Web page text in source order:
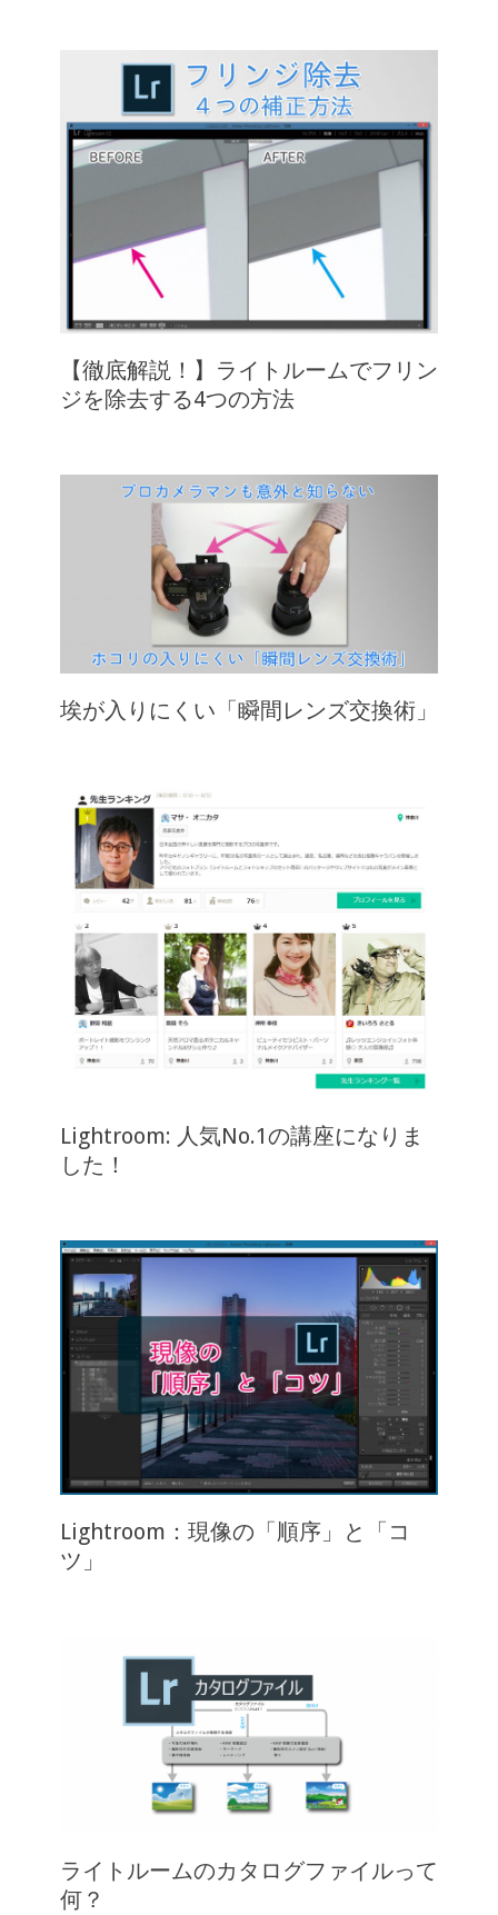
【徹底解説！】ライトルームでフリン
ジを除去する4つの方法
埃が入りにくい「瞬間レンズ交換術」
Lightroom: 人気No.1の講座になりま
した！
Lightroom：現像の「順序」と「コ
ツ」
ライトルームのカタログファイルって
何？